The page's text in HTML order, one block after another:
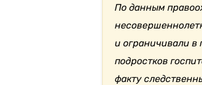
По данным
и ограничивали в
подростков
факту